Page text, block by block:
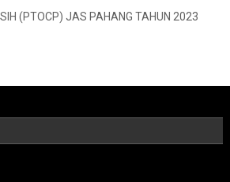
(PTOCP) JAS PAHANG TAHUN 2023